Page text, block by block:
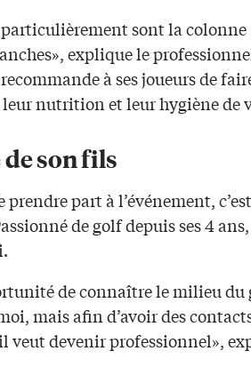
sont la colonne
explique le
à ses joueurs de
nutrition et leur hygiène de
son fils
prendre part à l’événement,
de golf depuis ses 4
de connaître le milieu du
mais afin d’avoir des
veut devenir professionnel»,